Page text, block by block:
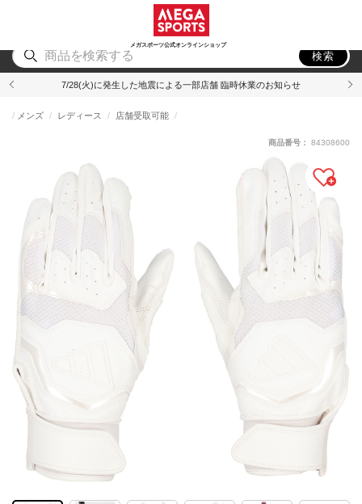
メガスポーツ公式オンラインショップ
アウトドア
検索
7/28(火)に発生した地震による一部店舗 臨時休業のお知らせ
メンズ レディース 店舗受取可能
商品番号： 84308600